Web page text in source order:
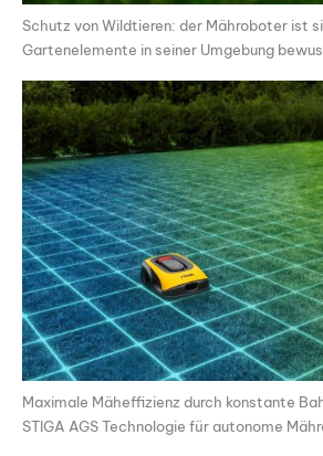
Schutz von Wildtieren: der Mähroboter ist
Gartenelemente in seiner Umgebung
Maximale Mäheffizienz durch konstante
STIGA AGS Technologie für autonome